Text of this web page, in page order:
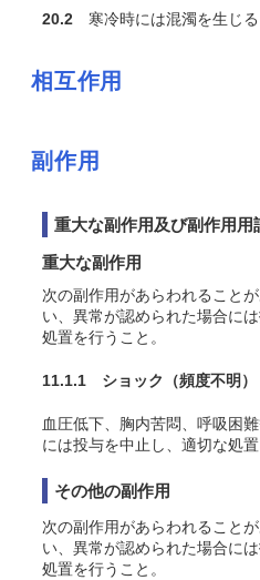
20.2 寒冷時には混濁を生じる
相互作用
副作用
重大な副作用及び副作用用
重大な副作用
次の副作用があらわれること
い、異常が認められた場合に
処置を行うこと。
11.1.1 ショック （頻度不明）
血圧低下、胸内苦悶、呼吸困
には投与を中止し、適切な処置
その他の副作用
次の副作用があらわれること
い、異常が認められた場合に
処置を行うこと。